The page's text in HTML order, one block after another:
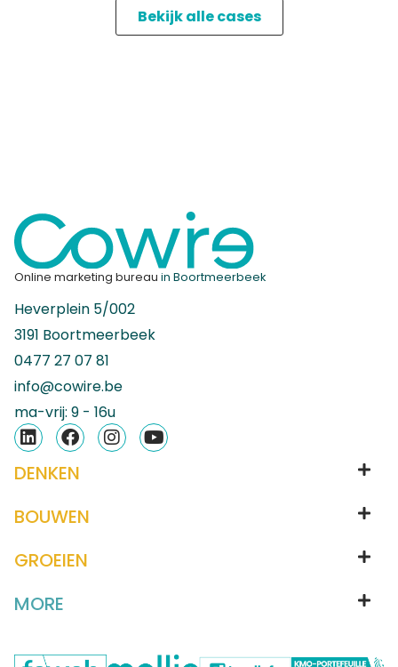
Bekijk alle cases
Online marketing bureau in Boortmeerbeek
Heverplein 5/002
3191 Boortmeerbeek
0477 27 07 81
info@cowire.be
ma-vrij: 9 - 16u
DENKEN
BOUWEN
GROEIEN
MORE